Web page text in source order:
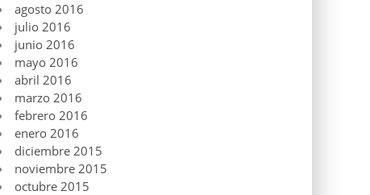
agosto 2016
julio 2016
junio 2016
mayo 2016
abril 2016
marzo 2016
febrero 2016
enero 2016
diciembre 2015
noviembre 2015
octubre 2015